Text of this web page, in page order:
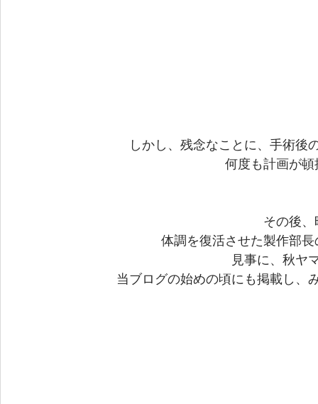
しかし、残念なことに、手術後
何度も計画が
その後
体調を復活させた製作部
見事に、秋ヤ
当ブログの始めの頃にも掲載し、